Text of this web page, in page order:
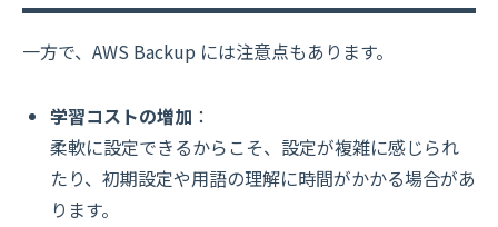
一方で、AWS Backup には注意点もあります。
学習コストの増加 ：
柔軟に設定できるからこそ、設定が複雑に感じられ
たり、初期設定や用語の理解に時間がかかる場合があ
ります。